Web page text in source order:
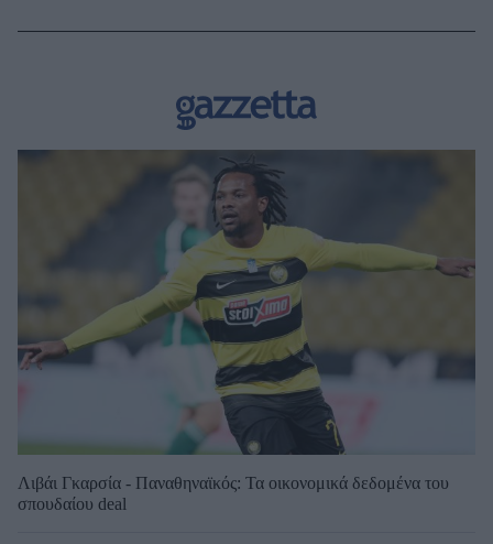
Λιβάι Γκαρσία - Παναθηναϊκός: Τα οικονομικά δεδομένα του
σπουδαίου deal